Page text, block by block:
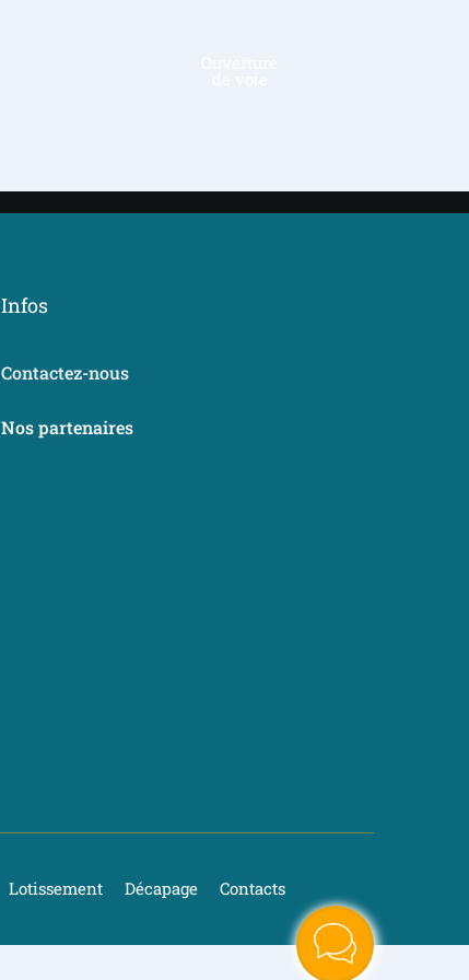
Infos
Contactez-nous
Nos partenaires
Lotissement Décapage Contacts